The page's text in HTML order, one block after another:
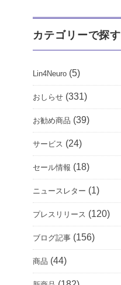
カテゴリーで探す
Lin4Neuro (5)
おしらせ (331)
お勧め商品 (39)
サービス (24)
セール情報 (18)
ニュースレター (1)
プレスリリース (120)
ブログ記事 (156)
商品 (44)